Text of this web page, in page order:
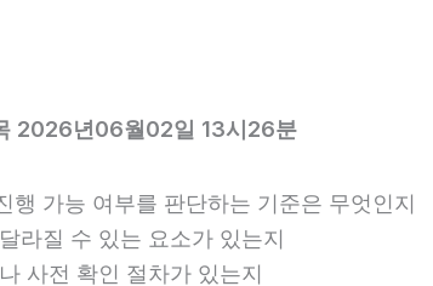
2026년06월02일 13시26분
행 가능 여부를 판단하는 기준은 무엇인지
라질 수 있는 요소가 있는지
사전 확인 절차가 있는지